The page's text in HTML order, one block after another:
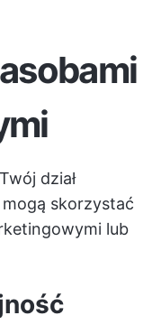
dział
mogą skorzystać
lub